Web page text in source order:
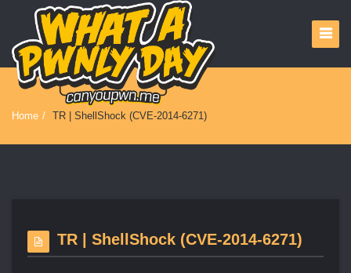
Home / TR | ShellShock (CVE-2014-6271)
TR | ShellShock (CVE-2014-6271)